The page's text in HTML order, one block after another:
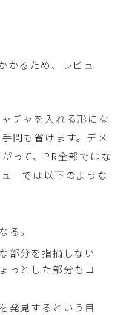
かるため、レビュ
チャを入れる形にな
間も省けます。デメ
って、PR全部ではな
ーでは以下のような
。
部分を指摘しない
っとした部分もコ
発見するという目